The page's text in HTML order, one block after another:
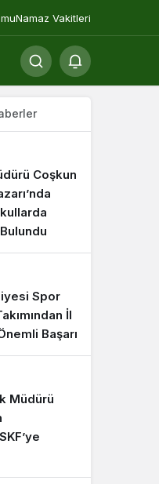
Namaz Vakitleri
Coşkun
Spor
İl
Başarı
Müdürü